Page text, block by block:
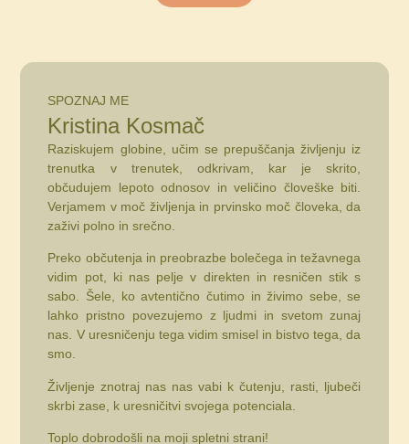
SPOZNAJ ME
Kristina Kosmač
Raziskujem globine, učim se prepuščanja življenju iz
trenutka v trenutek, odkrivam, kar je skrito,
občudujem lepoto odnosov in veličino človeške biti.
Verjamem v moč življenja in prvinsko moč človeka, da
zaživi polno in srečno.
Preko občutenja in preobrazbe bolečega in težavnega
vidim pot, ki nas pelje v direkten in resničen stik s
sabo. Šele, ko avtentično čutimo in živimo sebe, se
lahko pristno povezujemo z ljudmi in svetom zunaj
nas. V uresničenju tega vidim smisel in bistvo tega, da
smo.
Življenje znotraj nas nas vabi k čutenju, rasti, ljubeči
skrbi zase, k uresničitvi svojega potenciala.
Toplo dobrodošli na moji spletni strani!